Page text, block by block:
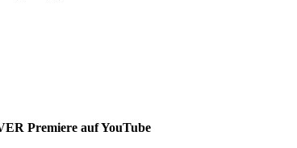
Premiere auf YouTube